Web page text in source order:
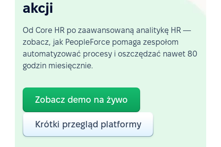
akcji
Od Core HR po zaawansowaną analitykę HR —
zobacz, jak PeopleForce pomaga zespołom
automatyzować procesy i oszczędzać nawet 80
godzin miesięcznie.
Zobacz demo na żywo
Krótki przegląd platformy